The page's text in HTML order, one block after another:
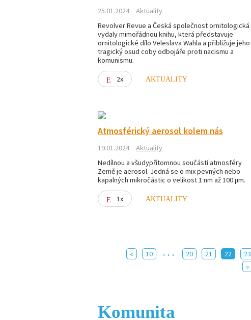
25.01.2024
Aktuality
Revolver Revue a Česká společnost ornitologická
vydaly mimořádnou knihu, která představuje
ornitologické dílo Veleslava Wahla a přibližuje jeho
tragický osud coby odbojáře proti nacismu a
komunismu.
2x AKTUALITY
Atmosférický aerosol kolem nás
19.01.2024
Aktuality
Nedílnou a všudypřítomnou součástí atmosféry
Země je aerosol. Jedná se o mix pevných nebo
kapalných mikročástic o velikost 1 nm až 100 μm.
1x AKTUALITY
« 10 ... 20 21 22 23
»
Komunita